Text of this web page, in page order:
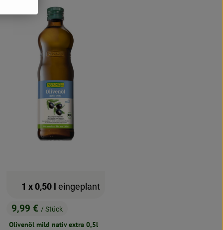
, Preis:
9,99 €/ Stück
Olivenöl mild nativ extra 0,5l
1 x 0,50 l eingeplant